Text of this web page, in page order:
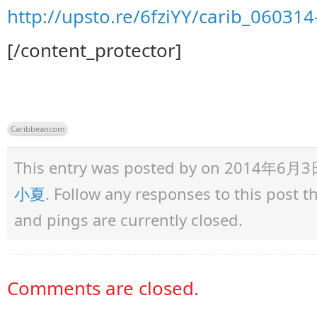
http://upsto.re/6fziYY/
[/content_protector]
Caribbeancom
This entry was posted by on 2014年6月
小夏. Follow any responses to this post
and pings are currently closed.
Comments are closed.